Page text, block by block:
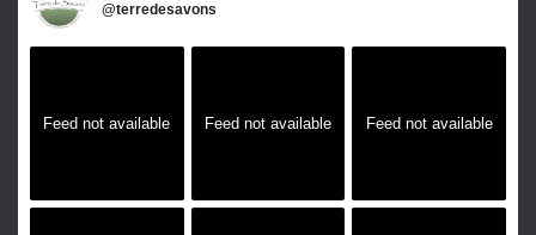
@terredesavons
Feed not available Feed not available Feed not available